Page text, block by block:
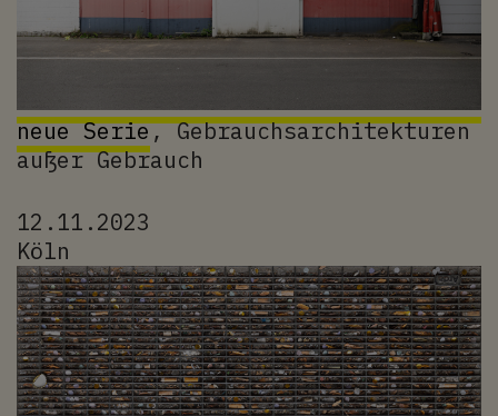
neue Serie, Gebrauchsarchitekturen
außer Gebrauch
12.11.2023
Köln